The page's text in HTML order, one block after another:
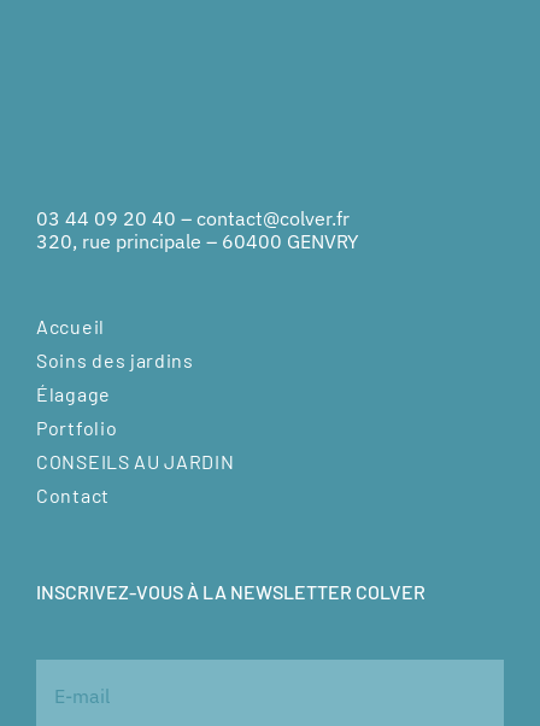
03 44 09 20 40 – contact@colver.fr
320, rue principale – 60400 GENVRY
Accueil
Soins des jardins
Élagage
Portfolio
CONSEILS AU JARDIN
Contact
INSCRIVEZ-VOUS À LA NEWSLETTER COLVER